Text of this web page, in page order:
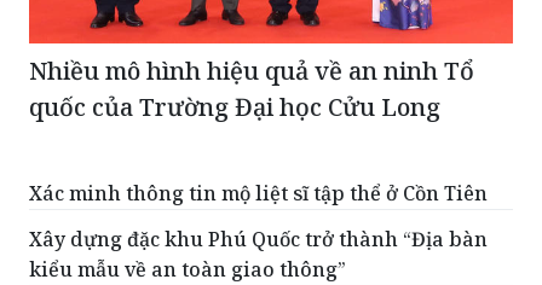
Nhiều mô hình hiệu quả về an ninh Tổ
quốc của Trường Đại học Cửu Long
Xác minh thông tin mộ liệt sĩ tập thể ở Cồn Tiên
Xây dựng đặc khu Phú Quốc trở thành “Địa bàn
kiểu mẫu về an toàn giao thông”